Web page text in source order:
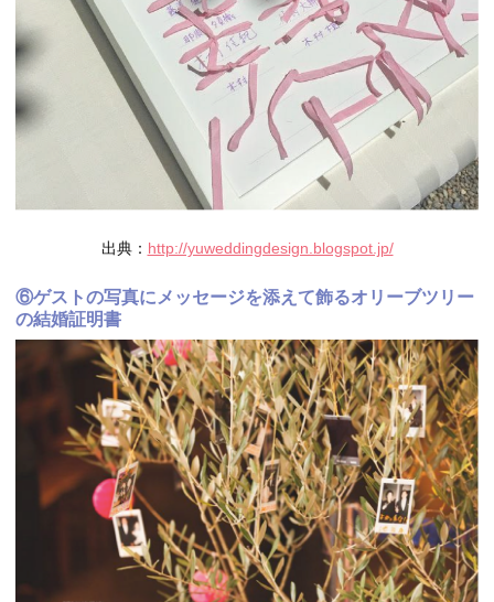
出典： http://yuweddingdesign.blogspot.jp/
⑥ゲストの写真にメッセージを添えて飾るオリーブツリー
の結婚証明書